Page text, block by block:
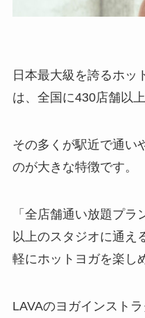
日本最大級を誇るホッ
は、全国に430店舗以上
その多くが駅近で通い
のが大きな特徴です。
「全店舗通い放題プ
以上のスタジオに通え
軽にホットヨガを楽し
LAVAのヨガインスト